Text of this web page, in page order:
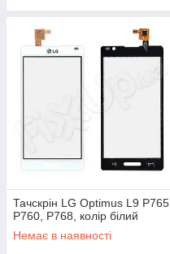
Тачскрін LG Optimus L9 P765,
P760, P768, колір білий
Немає в наявності